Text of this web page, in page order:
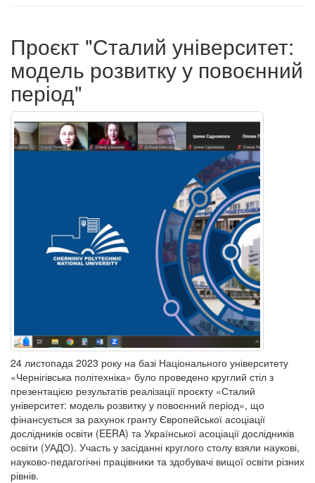
Проєкт "Сталий університет:
модель розвитку у повоєнний
період"
24 листопада 2023 року на базі Національного університету
«Чернігівська політехніка» було проведено круглий стіл з
презентацією результатів реалізації проєкту «Сталий
університет: модель розвитку у повоєнний період», що
фінансується за рахунок гранту Європейської асоціації
дослідників освіти (EERA) та Української асоціації дослідників
освіти (УАДО). Участь у засіданні круглого столу взяли наукові,
науково-педагогічні працівники та здобувачі вищої освіти різних
рівнів.